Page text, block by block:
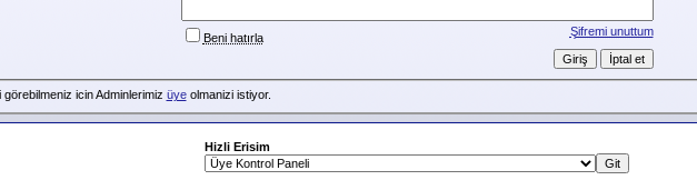
Şifremi unuttum
Beni hatırla
görebilmeniz icin Adminlerimiz üyeolmanizi istiyor.
Hizli Erisim